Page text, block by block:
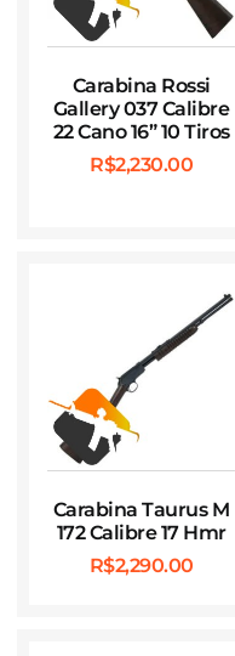
Carabina Rossi
Gallery 037 Calibre
22 Cano 16” 10 Tiros
R$2,230.00
Carabina Taurus M
172 Calibre 17 Hmr
R$2,290.00